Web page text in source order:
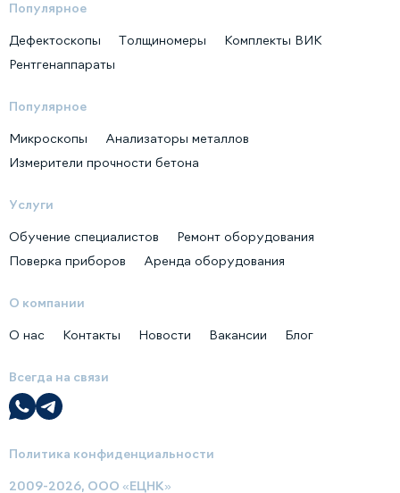
Популярное
Дефектоскопы Толщиномеры
Комплекты ВИК
Рентгенаппараты
Популярное
Микроскопы
Анализаторы металлов
Измерители прочности бетона
Услуги
Обучение специалистов
Ремонт оборудования
Поверка приборов
Аренда оборудования
О компании
О нас Контакты Новости Вакансии Блог
Всегда на связи
Политика конфиденциальности
2009-2026, ООО «ЕЦНК»